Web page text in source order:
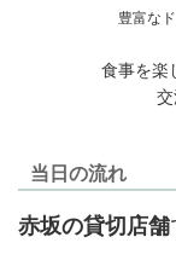
豊富な
食事を楽
当日の流れ
赤坂の貸切店舗